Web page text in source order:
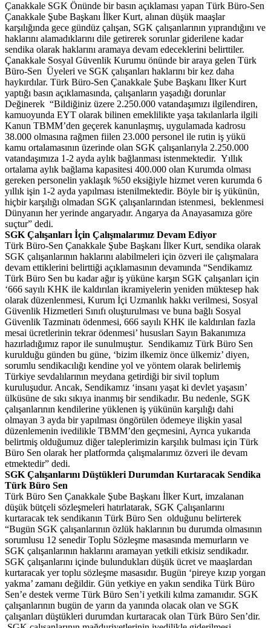
Çanakkale SGK Önünde bir basın açıklaması yapan Türk Büro-Sen
Çanakkale Şube Başkanı İlker Kurt, alınan düşük maaşlar
karşılığında gece gündüz çalışan, SGK çalışanlarının yıprandığını ve
haklarını alamadıklarını dile getirerek sorunlar giderilene kadar
sendika olarak haklarını aramaya devam edeceklerini belirttiler.
Çanakkale Sosyal Güvenlik Kurumu önünde bir araya gelen Türk
Büro-Sen Üyeleri ve SGK çalışanları haklarını bir kez daha
haykırdılar. Türk Büro-Sen Çanakkale Şube Başkanı İlker Kurt
yaptığı basın açıklamasında, çalışanların yaşadığı dorunlar
Değinerek “Bildiğiniz üzere 2.250.000 vatandaşımızı ilgilendiren,
kamuoyunda EYT olarak bilinen emeklilikte yaşa takılanlarla ilgili
Kanun TBMM’den geçerek kanunlaşmış, uygulamada kadrosu
38.000 olmasına rağmen fiilen 23.000 personel ile rutin iş yükü
kamu ortalamasının üzerinde olan SGK çalışanlarıyla 2.250.000
vatandaşımıza 1-2 ayda aylık bağlanması istenmektedir. Yıllık
ortalama aylık bağlama kapasitesi 400.000 olan Kurumda olması
gereken personelin yaklaşık %50 eksiğiyle hizmet veren kurumda 6
yıllık işin 1-2 ayda yapılması istenilmektedir. Böyle bir iş yükünün,
hiçbir karşılığı olmadan SGK çalışanlarından istenmesi, beklenmesi
Dünyanın her yerinde angaryadır. Angarya da Anayasamıza göre
suçtur” dedi.
SGK Çalışanları İçin Çalışmalarımız Devam Ediyor
Türk Büro-Sen Çanakkale Şube Başkanı İlker Kurt, sendika olarak
SGK çalışanlarının haklarını alabilmeleri için özveri ile çalışmalara
devam ettiklerini belirttiği açıklamasının devamında “Sendikamız
Türk Büro Sen bu kadar ağır iş yüküne karşın SGK çalışanları için
‘666 sayılı KHK ile kaldırılan ikramiyelerin yeniden müktesep hak
olarak düzenlenmesi, Kurum İçi Uzmanlık hakkı verilmesi, Sosyal
Güvenlik Hizmetleri Sınıfı oluşturulması ve buna bağlı Sosyal
Güvenlik Tazminatı ödenmesi, 666 sayılı KHK ile kaldırılan fazla
mesai ücretlerinin tekrar ödenmesi’ hususları Sayın Bakanımıza
hazırladığımız rapor ile sunulmuştur. Sendikamız Türk Büro Sen
kurulduğu günden bu güne, ‘bizim ilkemiz önce ülkemiz’ diyen,
sorumlu sendikacılığı kendine yol ve yöntem olarak belirlemiş
Türkiye sevdalılarının meydana getirdiği bir sivil toplum
kuruluşudur. Ancak, Sendikamız ‘insanı yaşat ki devlet yaşasın’
ülküsüne de sıkı sıkıya inanmış bir sendikadır. Bu nedenle, SGK
çalışanlarının kendilerine yüklenen iş yükünün karşılığı dahi
olmayan 3 ayda bir yapılması öngörülen ödemeye ilişkin yasal
düzenlemenin ivedilikle TBMM’den geçmesini, Ayrıca yukarıda
belirtmiş olduğumuz diğer taleplerimizin karşılık bulması için Türk
Büro Sen olarak her platformda çalışmalarımız özveri ile devam
etmektedir” dedi.
SGK Çalışanlarını Düştükleri Durumdan Kurtaracak Sendika
Türk Büro Sen
Türk Büro Sen Çanakkale Şube Başkanı İlker Kurt, imzalanan
düşük bütçeli sözleşmeleri hatırlatarak, SGK Çalışanlarını
kurtaracak tek sendikanın Türk Büro Sen olduğunu belirterek
“Bugün SGK çalışanlarının özlük haklarının bu durumda olmasının
sorumlusu 12 senedir Toplu Sözleşme masasında memurların ve
SGK çalışanlarının haklarını aramayan yetkili etkisiz sendikadır.
SGK çalışanlarını içinde bulundukları düşük ücret ve maaşlardan
kurtaracak yer toplu sözleşme masasıdır. Bugün ‘pireye kızıp yorgan
yakma’ zamanı değildir. Gün yetkiye en yakın sendika Türk Büro
Sen’e destek verme Türk Büro Sen’i yetkili kılma zamanıdır. SGK
çalışanlarının bugün de yarın da yanında olacak olan ve SGK
çalışanları düştükleri durumdan kurtaracak olan Türk Büro Sen’dir.